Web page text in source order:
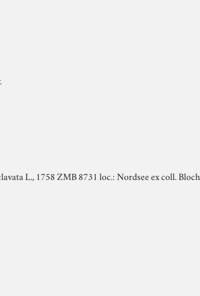
L., 1758 ZMB 8731 loc.: Nordsee ex coll. Bloch